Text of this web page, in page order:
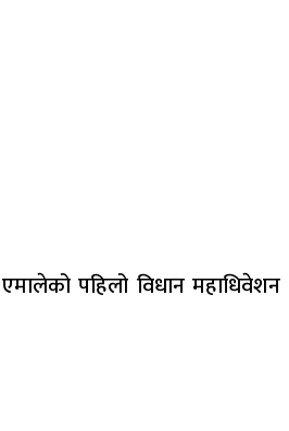
पहिलो विधान महाधिवेशन